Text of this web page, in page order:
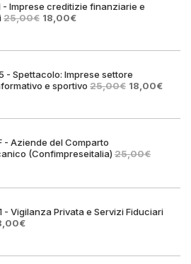
- Imprese creditizie finanziarie e
25,00€ Il
era:
18,00€Il
è:
- Spettacolo: Imprese settore
e sportivo 25,00€ Il
era:
18,00€Il
è:
- Aziende del Comparto
(Confimpreseitalia) 25,00€
- Vigilanza Privata e Servizi Fiduciari
€Il
è: